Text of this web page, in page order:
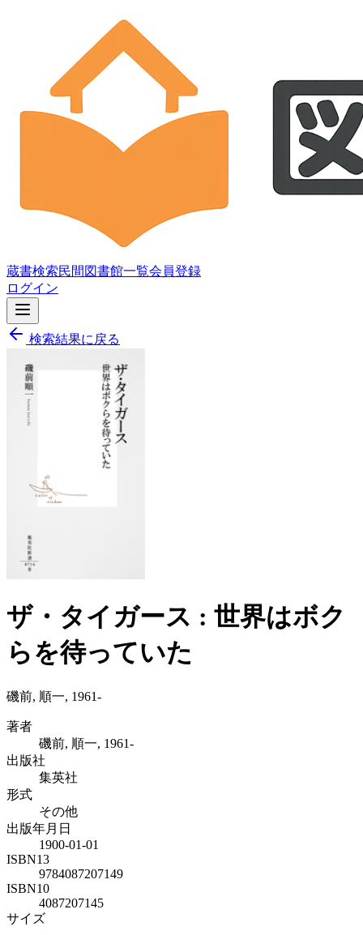
蔵書検索民間図書館一覧会員登録
ログイン
検索結果に戻る
ザ・タイガース : 世界はボク
らを待っていた
磯前, 順一, 1961-
著者
磯前, 順一, 1961-
出版社
集英社
形式
その他
出版年月日
1900-01-01
ISBN13
9784087207149
ISBN10
4087207145
サイズ